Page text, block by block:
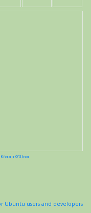
Kieran O'Shea